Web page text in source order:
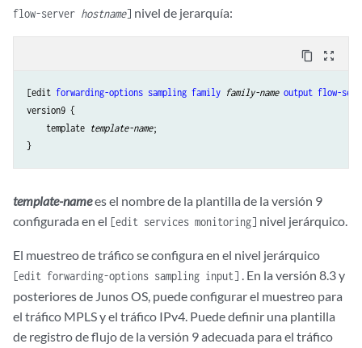
flow-server hostname] nivel de jerarquía:
content_copy zoom_out_map
[edit forwarding-options sampling family family-name output flow-
version9 {
    template
template-name;
template-namees el nombre de la plantilla de la versión 9
configurada en el [edit services monitoring] nivel jerárquico.
El muestreo de tráfico se configura en el nivel jerárquico
[edit forwarding-options sampling input] . En la versión 8.3 y
posteriores de Junos OS, puede configurar el muestreo para
el tráfico MPLS y el tráfico IPv4. Puede definir una plantilla
de registro de flujo de la versión 9 adecuada para el tráfico